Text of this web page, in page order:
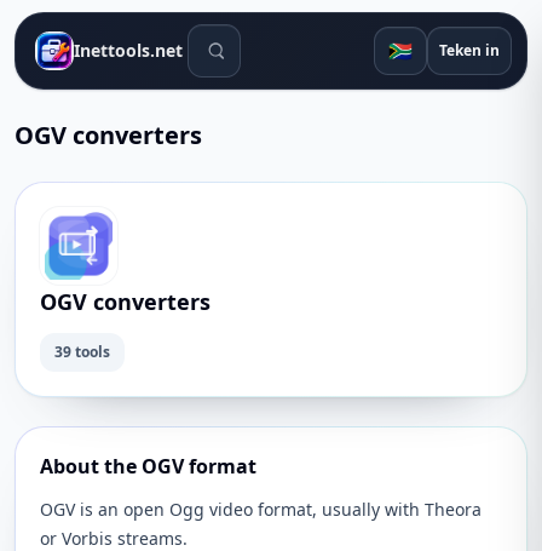
Inettools.net Soek gereedskap 🇿🇦 Teken in
OGV converters
OGV converters
39 tools
About the OGV format
OGV is an open Ogg video format, usually with Theora
or Vorbis streams.